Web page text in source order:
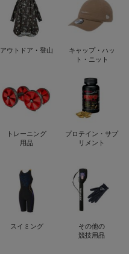
アウトドア・登山
キャップ・ハッ
ト・ニット
トレーニング
用品
プロテイン・サプ
リメント
スイミング
その他の
競技用品